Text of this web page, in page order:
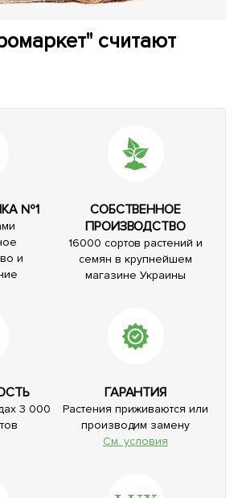
считают
№1
и
СОБСТВЕННОЕ
ПРОИЗВОДСТВО
16000 сортов растений и
семян в крупнейшем
магазине Украины
3 000
ГАРАНТИЯ
Растения приживаются или
производим замену
См. условия